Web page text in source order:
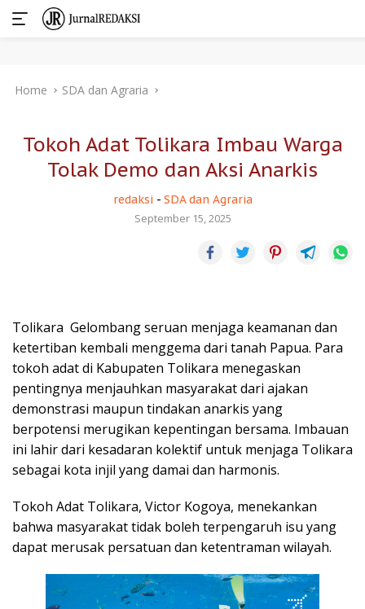
Home SDA dan Agraria
Tokoh Adat Tolikara Imbau Warga
Tolak Demo dan Aksi Anarkis
redaksi - SDA dan Agraria
September 15, 2025
Tolikara  Gelombang seruan menjaga keamanan dan
ketertiban kembali menggema dari tanah Papua. Para
tokoh adat di Kabupaten Tolikara menegaskan
pentingnya menjauhkan masyarakat dari ajakan
demonstrasi maupun tindakan anarkis yang
berpotensi merugikan kepentingan bersama. Imbauan
ini lahir dari kesadaran kolektif untuk menjaga Tolikara
sebagai kota injil yang damai dan harmonis.
Tokoh Adat Tolikara, Victor Kogoya, menekankan
bahwa masyarakat tidak boleh terpengaruh isu yang
dapat merusak persatuan dan ketentraman wilayah.